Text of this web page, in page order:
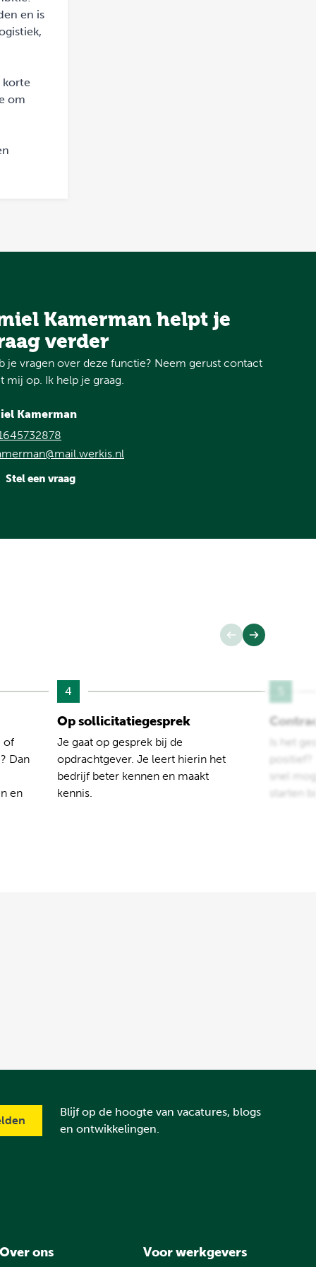
en is
korte
om
Kamerman helpt je
verder
je vragen over deze functie? Neem gerust contact
mij op. Ik help je graag.
Kamerman
Stel een vraag
of
Dan
en
4
Op sollicitatiegesprek
Je gaat op gesprek bij de
opdrachtgever. Je leert hierin het
bedrijf beter kennen en maakt
kennis.
Is het
snel
starten
Blijf op de hoogte van vacatures, blogs
en ontwikkelingen.
Over ons Voor werkgevers